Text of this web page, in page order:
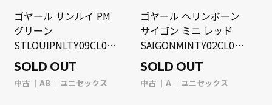
ゴヤール サンルイ PM
グリーン
STLOUIPNLTY09CL09P
キャンバス/シュヴロッ
シュカーフ ユニセック
ス バッグ 【中古】
SOLD OUT
中古 AB ユニセックス
ゴヤール ヘリンボーン
サイゴン ミニ レッド
SAIGONMINTY02CL02P
ゴヤールディンキャンバ
ス/シュヴロッシュカー
フ ユニセックス バッグ
SOLD OUT
中古 A ユニセックス